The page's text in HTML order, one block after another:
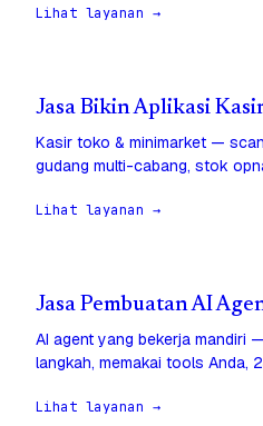
Lihat layanan →
Jasa Bikin Aplikasi
Kasir toko & minimarket —
gudang multi-cabang, stok
Lihat layanan →
Jasa Pembuatan AI
AI agent yang bekerja mandiri
langkah, memakai tools Anda,
Lihat layanan →